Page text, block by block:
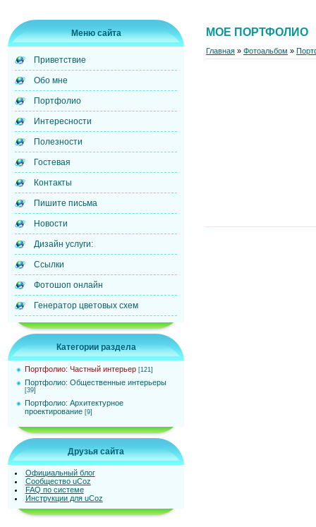
Меню сайта
Приветствие
Обо мне
Портфолио
Интересности
Полезности
Гостевая
Контакты
Пишите письма
Новости
Дизайн услуги:
Ссылки
Фотошоп онлайн
Генератор цветовых схем
Категории раздела
Портфолио: Частный интерьер [121]
Портфолио: Общественные интерьеры
[39]
Портфолио: Архитектурное
проектирование [9]
Друзья сайта
Официальный блог
Сообщество uCoz
FAQ по системе
Инструкции для uCoz
МОЕ ПОРТФОЛИО
Главная » Фотоальбом »